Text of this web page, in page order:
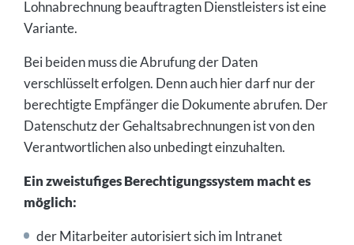
Lohnabrechnung beauftragten Dienstleisters ist eine
Variante.
Bei beiden muss die Abrufung der Daten
verschlüsselt erfolgen. Denn auch hier darf nur der
berechtigte Empfänger die Dokumente abrufen. Der
Datenschutz der Gehaltsabrechnungen ist von den
Verantwortlichen also unbedingt einzuhalten.
Ein zweistufiges Berechtigungssystem macht es
möglich:
der Mitarbeiter autorisiert sich im Intranet